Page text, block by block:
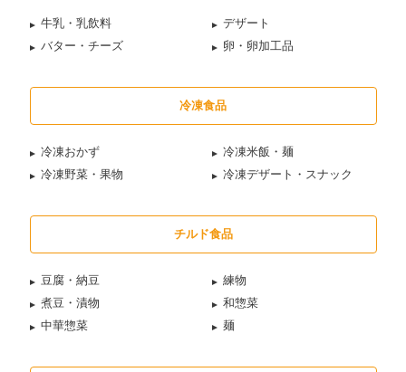
牛乳・乳飲料
デザート
バター・チーズ
卵・卵加工品
冷凍食品
冷凍おかず
冷凍米飯・麺
冷凍野菜・果物
冷凍デザート・スナック
チルド食品
豆腐・納豆
練物
煮豆・漬物
和惣菜
中華惣菜
麺